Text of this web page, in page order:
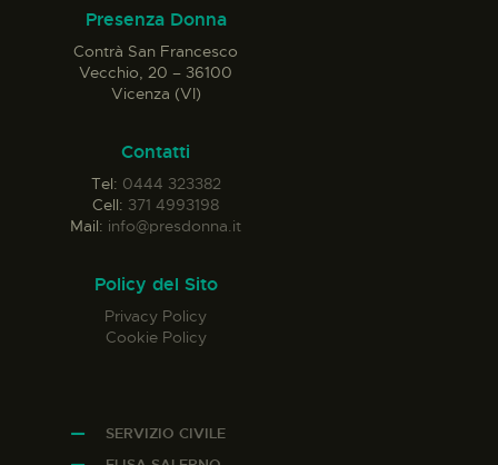
Presenza Donna
Contrà San Francesco
Vecchio, 20 – 36100
Vicenza (VI)
Contatti
Tel: 0444 323382
Cell: 371 4993198
Mail: info@presdonna.it
Policy del Sito
Privacy Policy
Cookie Policy
SERVIZIO CIVILE